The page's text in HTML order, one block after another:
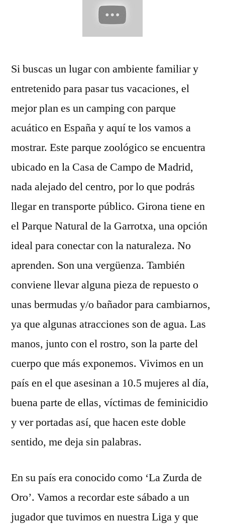
Si buscas un lugar con ambiente familiar y
entretenido para pasar tus vacaciones, el
mejor plan es un camping con parque
acuático en España y aquí te los vamos a
mostrar. Este parque zoológico se encuentra
ubicado en la Casa de Campo de Madrid,
nada alejado del centro, por lo que podrás
llegar en transporte público. Girona tiene en
el Parque Natural de la Garrotxa, una opción
ideal para conectar con la naturaleza. No
aprenden. Son una vergüenza. También
conviene llevar alguna pieza de repuesto o
unas bermudas y/o bañador para cambiarnos,
ya que algunas atracciones son de agua. Las
manos, junto con el rostro, son la parte del
cuerpo que más exponemos. Vivimos en un
país en el que asesinan a 10.5 mujeres al día,
buena parte de ellas, víctimas de feminicidio
y ver portadas así, que hacen este doble
sentido, me deja sin palabras.
En su país era conocido como ‘La Zurda de
Oro’. Vamos a recordar este sábado a un
jugador que tuvimos en nuestra Liga y que